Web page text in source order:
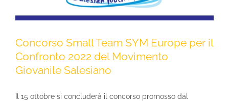
Concorso Small Team SYM Europe per il
Confronto 2022 del Movimento
Giovanile Salesiano
Il 15 ottobre si concluderà il concorso promosso dal